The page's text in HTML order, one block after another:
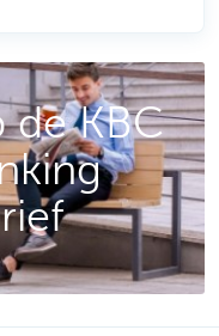
de KBC